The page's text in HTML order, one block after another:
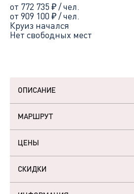
от 772 735 ₽/ чел.
от 909 100 ₽/ чел.
Круиз начался
Нет свободных мест
ОПИСАНИЕ
МАРШРУТ
ЦЕНЫ
СКИДКИ